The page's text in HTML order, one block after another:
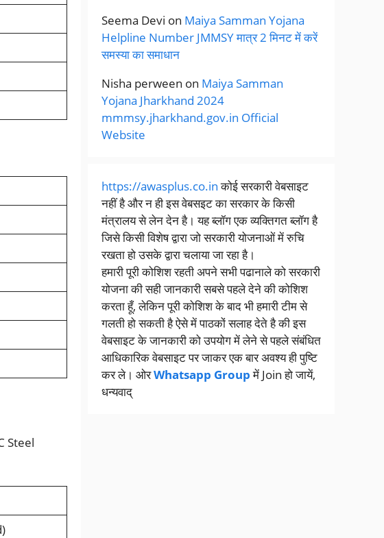
Steel
Seema Devi on Maiya Samman Yojana
Helpline Number JMMSY मात्र 2 मिनट में करें
समस्या का समाधान
Nisha perween on Maiya Samman
Yojana Jharkhand 2024
mmmsy.jharkhand.gov.in Official
Website
https://awasplus.co.inकोई सरकारी वेबसाइट
नहीं है और न ही इस वेबसइट का सरकार के किसी
मंत्रालय से लेन देन है। यह ब्लॉग एक व्यक्तिगत ब्लॉग है
जिसे किसी विशेष द्वारा जो सरकारी योजनाओं में रुचि
रखता हो उसके द्वारा चलाया जा रहा है।
हमारी पूरी कोशिश रहती अपने सभी पढानाले को सरकारी
योजना की सही जानकारी सबसे पहले देने की कोशिश
करता हूँ, लेकिन पूरी कोशिश के बाद भी हमारी टीम से
गलती हो सकती है ऐसे में पाठकों सलाह देते है की इस
वेबसाइट के जानकारी को उपयोग में लेने से पहले संबंधित
आधिकारिक वेबसाइट पर जाकर एक बार अवश्य ही पुष्टि
कर ले। ओरWhatsapp Groupमें Join हो जायें,
धन्यवाद्